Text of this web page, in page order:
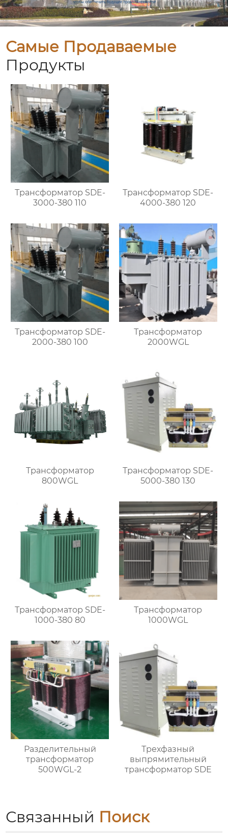
Самые Продаваемые
Продукты
Трансформатор SDE-
3000-380 110
Трансформатор SDE-
4000-380 120
Трансформатор SDE-
2000-380 100
Трансформатор
2000WGL
Трансформатор
800WGL
Трансформатор SDE-
5000-380 130
Трансформатор SDE-
1000-380 80
Трансформатор
1000WGL
Разделительный
трансформатор
500WGL-2
Трехфазный
выпрямительный
трансформатор SDE
Связанный Поиск